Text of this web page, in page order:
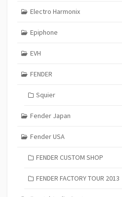
Electro Harmonix
Epiphone
EVH
FENDER
Squier
Fender Japan
Fender USA
FENDER CUSTOM SHOP
FENDER FACTORY TOUR 2013